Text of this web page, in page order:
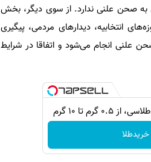
به صحن علنی ندارد. از سوی دیگر، بخش
انتخابیه، دیدارهای مردمی، پیگیری
علنی انجام می‌شود و اتفاقا در شرایط
تا ۱۰ گرم
خریدطلا